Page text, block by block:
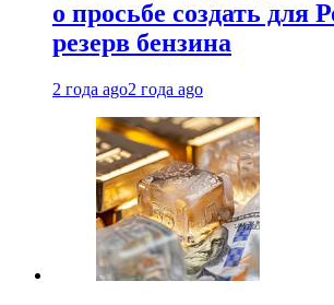
о просьбе создать для
резерв бензина
2 года ago2 года ago